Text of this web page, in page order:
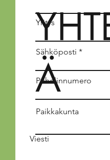
Ä
Yritys
Sähköposti
Puhelinnumero
Viesti
Paikkakunta